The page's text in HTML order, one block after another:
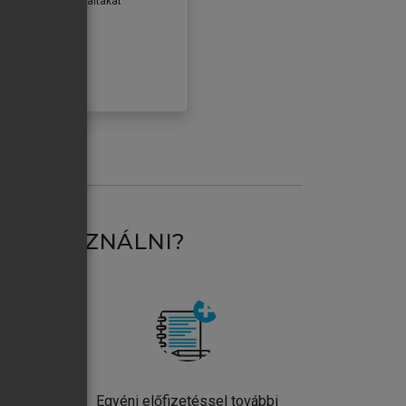
HASZNÁLNI?
Egyéni előfizetéssel további